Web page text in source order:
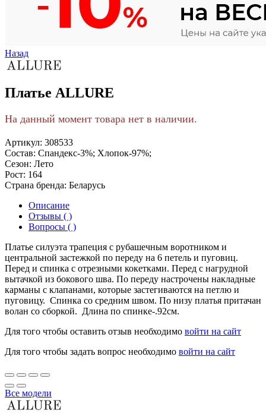
Назад
Платье ALLURE
На данный момент товара нет в наличии.
Артикул: 308533
Состав: Спандекс-3%; Хлопок-97%;
Сезон: Лето
Рост: 164
Страна бренда: Беларусь
Описание
Отзывы ( )
Вопросы ( )
Платье силуэта трапеция с рубашечным воротником и
центральной застежкой по переду на 6 петель и пуговиц.
Перед и спинка с отрезными кокетками. Перед с нагрудной
вытачкой из бокового шва. По переду настрочены накладные
карманы с клапанами, которые застегиваются на петлю и
пуговицу. Спинка со средним швом. По низу платья притачан
волан со сборкой. Длина по спинке-.92см.
Для того чтобы оставить отзыв необходимо войти на сайт
Для того чтобы задать вопрос необходимо войти на сайт
Все модели